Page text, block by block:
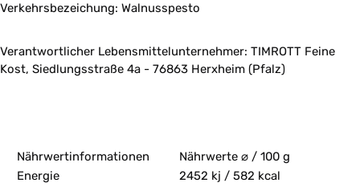
Verkehrsbezeichung: Walnusspesto
Verantwortlicher Lebensmittelunternehmer: TIMROTT Feine
Kost, Siedlungsstraße 4a - 76863 Herxheim (Pfalz)
Nährwertinformationen
Nährwerte ⌀ / 100 g
Energie
2452 kj / 582 kcal